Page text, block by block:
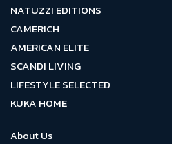
NATUZZI EDITIONS
CAMERICH
AMERICAN ELITE
SCANDI LIVING
LIFESTYLE SELECTED
KUKA HOME
About Us